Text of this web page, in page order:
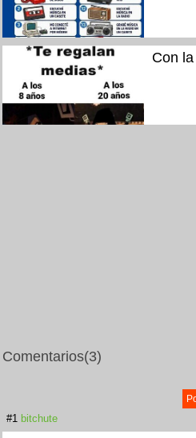
Con
Comentarios(3)
#1 bitchute